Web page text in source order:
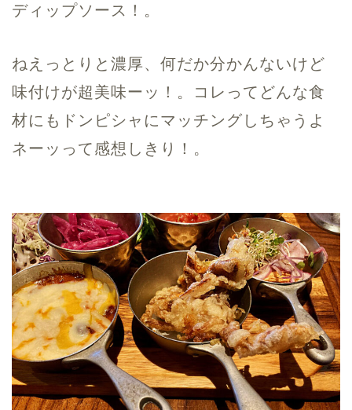
ディップソース！。
ねえっとりと濃厚、何だか分かんないけど
味付けが超美味ーッ！。コレってどんな食
材にもドンピシャにマッチングしちゃうよ
ネーッって感想しきり！。
ホーム
味の色どり万華（まん
が）